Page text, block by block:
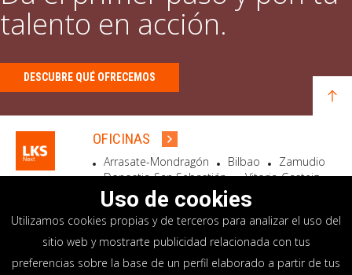
talento en acción.
DESCUBRE QUÉ OFRECEMOS
OFICINAS
Arrasate-Mondragón Bilbao
Zamudio
Donostia-San Sebastián
Vitoria-Gasteiz
Madrid
El Astillero Bidart
SEDE SOCIAL
Goiru, 7 Arrasate-Mondragón
CP 20500 GIPUZKOA – SPAIN
Uso de cookies
Utilizamos cookies propias y de terceros para analizar el uso del
sitio web y mostrarte publicidad relacionada con tus
preferencias sobre la base de un perfil elaborado a partir de tus